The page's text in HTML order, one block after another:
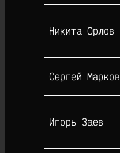
Никита Орлов
Сергей Марков
Игорь Заев